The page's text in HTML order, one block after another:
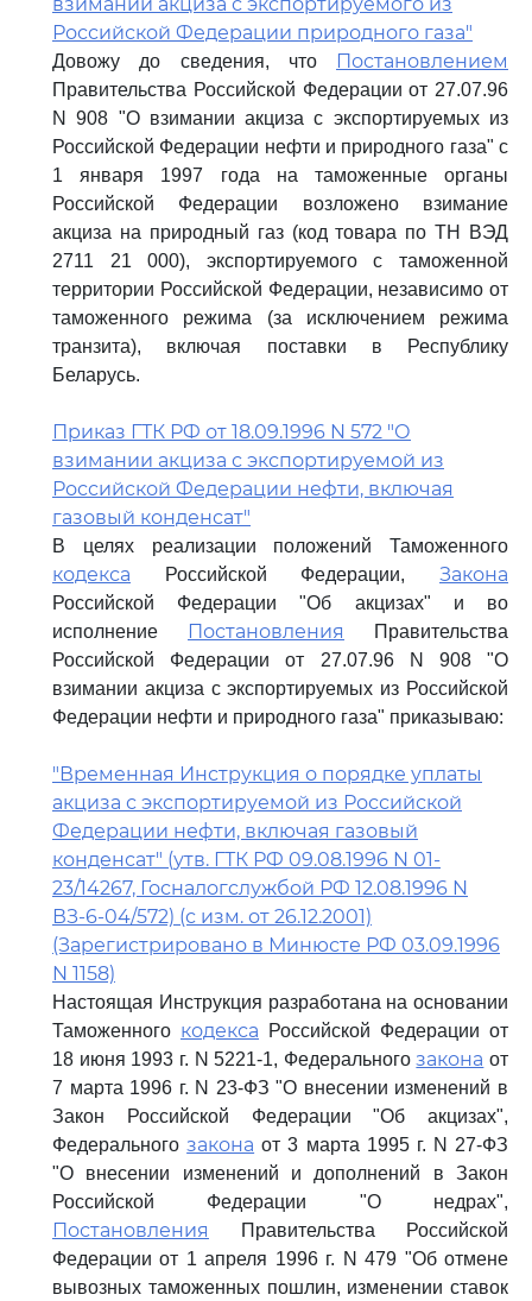
Российской Федерации природного газа"
Довожу до сведения, что Постановлением
Правительства Российской Федерации от 27.07.96
N 908 "О взимании акциза с экспортируемых из
Российской Федерации нефти и природного газа" с
1 января 1997 года на таможенные органы
Российской Федерации возложено взимание
акциза на природный газ (код товара по ТН ВЭД
2711 21 000), экспортируемого с таможенной
территории Российской Федерации, независимо от
таможенного режима (за исключением режима
транзита), включая поставки в Республику
Беларусь.
Приказ ГТК РФ от 18.09.1996 N 572 "О
взимании акциза с экспортируемой из
Российской Федерации нефти, включая
газовый конденсат"
В целях реализации положений Таможенного
кодекса Российской Федерации, Закона
Российской Федерации "Об акцизах" и во
исполнение
Постановления
Правительства
Российской Федерации от 27.07.96 N 908 "О
взимании акциза с экспортируемых из Российской
Федерации нефти и природного газа" приказываю:
"Временная Инструкция о порядке уплаты
акциза с экспортируемой из Российской
Федерации нефти, включая газовый
конденсат" (утв. ГТК РФ 09.08.1996 N 01-
23/14267, Госналогслужбой РФ 12.08.1996 N
ВЗ-6-04/572) (с изм. от 26.12.2001)
(Зарегистрировано в Минюсте РФ 03.09.1996
N 1158)
Настоящая Инструкция разработана на основании
Таможенного кодекса Российской Федерации от
18 июня 1993 г. N 5221-1, Федеральногозакона от
7 марта 1996 г. N 23-ФЗ "О внесении изменений в
Закон Российской Федерации "Об акцизах",
Федеральногозакона от 3 марта 1995 г. N 27-ФЗ
"О внесении изменений и дополнений в Закон
Российской Федерации "О недрах",
Постановления
Правительства Российской
Федерации от 1 апреля 1996 г. N 479 "Об отмене
вывозных таможенных пошлин, изменении ставок